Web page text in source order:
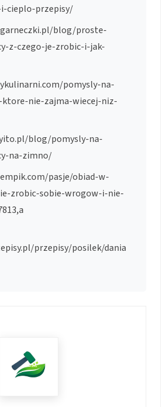
cieplo-przepisy/
blog/proste-
z-czego-je-zrobic-i-jak-
pomysly-na-
nie-zajma-wiecej-niz-
blog/pomysly-na-
na-zimno/
pasje/obiad-w-
zrobic-sobie-wrogow-i-nie-
przepisy/posilek/dania